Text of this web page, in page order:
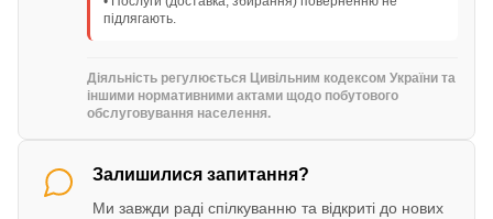
підлягають.
Діяльність регулюється Цивільним кодексом України та
іншими нормативними актами щодо побутового
обслуговування населення.
Залишилися запитання?
Ми завжди раді спілкуванню та відкриті до нових